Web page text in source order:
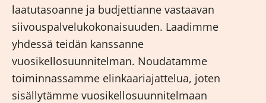
laatutasoanne ja budjettianne vastaavan
siivouspalvelukokonaisuuden. Laadimme
yhdessä teidän kanssanne
vuosikellosuunnitelman. Noudatamme
toiminnassamme elinkaariajattelua, joten
sisällytämme vuosikellosuunnitelmaan